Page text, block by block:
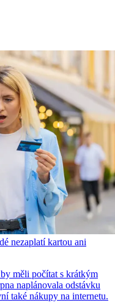
nezaplatí kartou ani
měli počítat s krátkým
naplánovala odstávku
také nákupy na internetu.